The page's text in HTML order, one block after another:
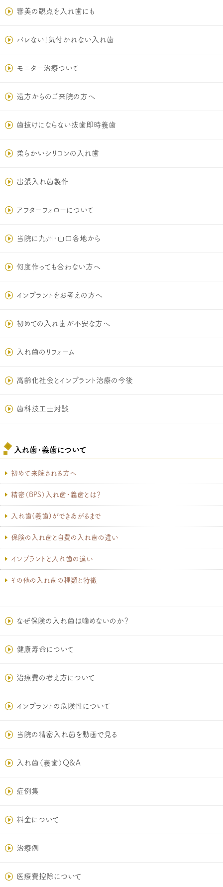
審美の観点を入れ歯にも
バレない！気付かれない入れ歯
モニター治療ついて
遠方からのご来院の方へ
歯抜けにならない抜歯即時義歯
柔らかいシリコンの入れ歯
出張入れ歯製作
アフターフォローについて
当院に九州･山口各地から
何度作っても合わない方へ
インプラントをお考えの方へ
初めての入れ歯が不安な方へ
入れ歯のリフォーム
高齢化社会とインプラント治療の今後
歯科技工士対談
入れ歯･義歯について
初めて来院される方へ
精密（BPS）入れ歯・義歯とは？
入れ歯(義歯)ができあがるまで
保険の入れ歯と自費の入れ歯の違い
インプラントと入れ歯の違い
その他の入れ歯の種類と特徴
なぜ保険の入れ歯は噛めないのか？
健康寿命について
治療費の考え方について
インプラントの危険性について
当院の精密入れ歯を動画で見る
入れ歯（義歯）Q&A
症例集
料金について
治療例
医療費控除について